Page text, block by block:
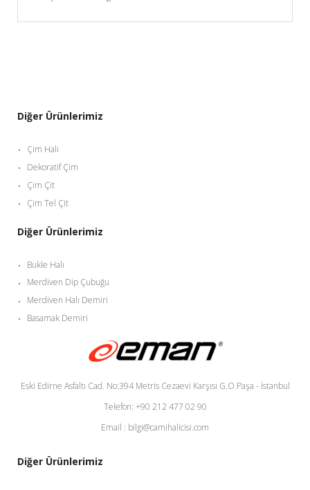
Diğer Ürünlerimiz
Çim Halı
Dekoratif Çim
Çim Çit
Çim Tel Çit
Diğer Ürünlerimiz
Bukle Halı
Merdiven Dip Çubuğu
Merdiven Halı Demiri
Basamak Demiri
Eski Edirne Asfaltı Cad. No:394 Metris Cezaevi Karşısı G.O.Paşa - İstanbul
Telefon: +90 212 477 02 90
Email : bilgi@camihalicisi.com
Diğer Ürünlerimiz